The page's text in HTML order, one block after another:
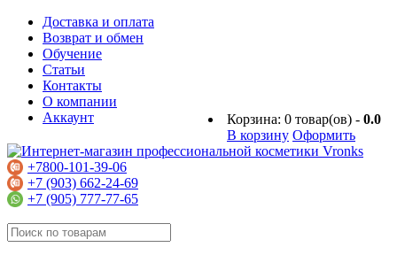
Доставка и оплата
Возврат и обмен
Обучение
Статьи
Контакты
О компании
Корзина: 0 товар(ов) - 0.0
В корзину Оформить
Аккаунт
+7800-101-39-06
+7 (903) 662-24-69
+7 (905) 777-77-65